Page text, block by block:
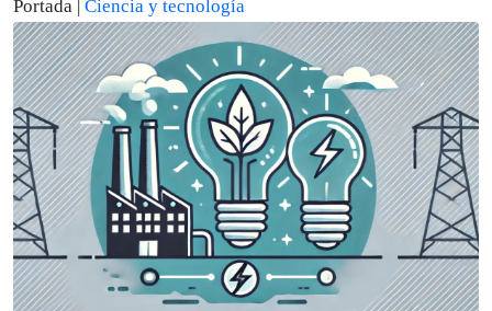
Portada | Ciencia y tecnología